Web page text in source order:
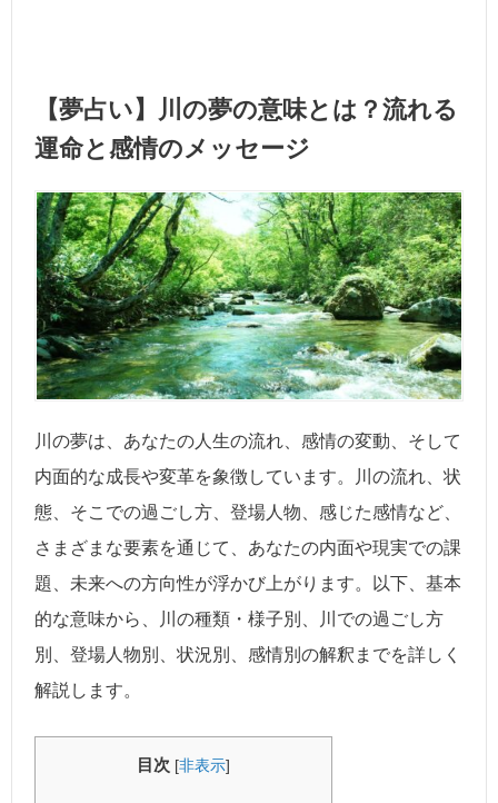
【夢占い】川の夢の意味とは？流れる
運命と感情のメッセージ
川の夢は、あなたの人生の流れ、感情の変動、そして
内面的な成長や変革を象徴しています。川の流れ、状
態、そこでの過ごし方、登場人物、感じた感情など、
さまざまな要素を通じて、あなたの内面や現実での課
題、未来への方向性が浮かび上がります。以下、基本
的な意味から、川の種類・様子別、川での過ごし方
別、登場人物別、状況別、感情別の解釈までを詳しく
解説します。
目次 [非表示]